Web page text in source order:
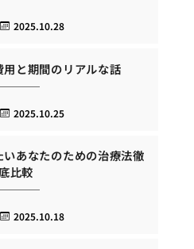
2025.10.28
と期間のリアルな話
2025.10.25
あなたのための治療法徹
底比較
2025.10.18